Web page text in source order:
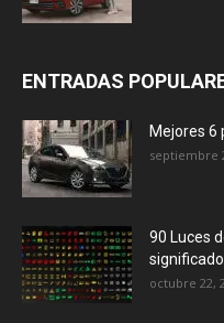
ENTRADAS
Mejores 6
septiembre
90 Luces
significado
octubre 22,